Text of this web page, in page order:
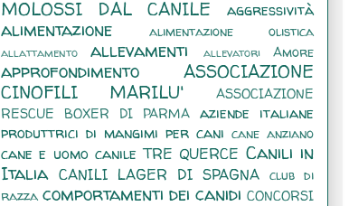
MOLOSSI DAL CANILE
aggressività
alimentazione alimentazione olistica
allattamento allevamenti allevatori Amore
approfondimento
ASSOCIAZIONE
CINOFILI MARILU'
ASSOCIAZIONE
RESCUE BOXER DI PARMA aziende italiane
produttrici di mangimi per cani cane anziano
cane e uomo canile TRE QUERCE Canili in
Italia CANILI LAGER DI SPAGNA club di
razza comportamenti dei canidi CONCORSI